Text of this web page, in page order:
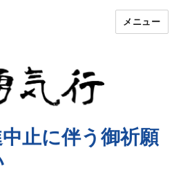
メニュー
止に伴う御祈願